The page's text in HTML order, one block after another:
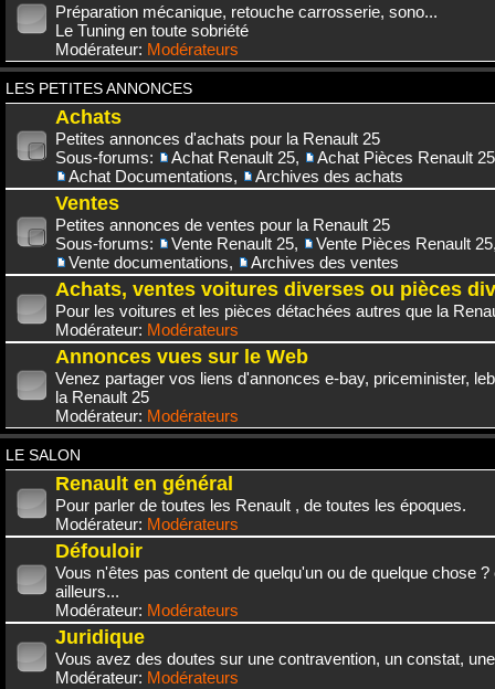
Préparation mécanique, retouche carrosserie, sono...
Le Tuning en toute sobriété
Modérateur: Modérateurs
LES PETITES ANNONCES
Achats
Petites annonces d'achats pour la Renault 25
Sous-forums:
Achat Renault 25,
Achat Pièces Renault 25
Achat Documentations, Archives des achats
Ventes
Petites annonces de ventes pour la Renault 25
Sous-forums:
Vente Renault 25, Vente Pièces Renault 25
Vente documentations, Archives des ventes
Achats, ventes voitures diverses ou pièces
Pour les voitures et les pièces détachées autres que la
Modérateur: Modérateurs
Annonces vues sur le Web
Venez partager vos liens d'annonces e-bay, priceminister,
la Renault 25
Modérateur: Modérateurs
LE SALON
Renault en général
Pour parler de toutes les Renault , de toutes les époques.
Modérateur: Modérateurs
Défouloir
Vous n'êtes pas content de quelqu'un ou de quelque chose
ailleurs...
Modérateur: Modérateurs
Juridique
Vous avez des doutes sur une contravention, un constat,
Modérateur: Modérateurs